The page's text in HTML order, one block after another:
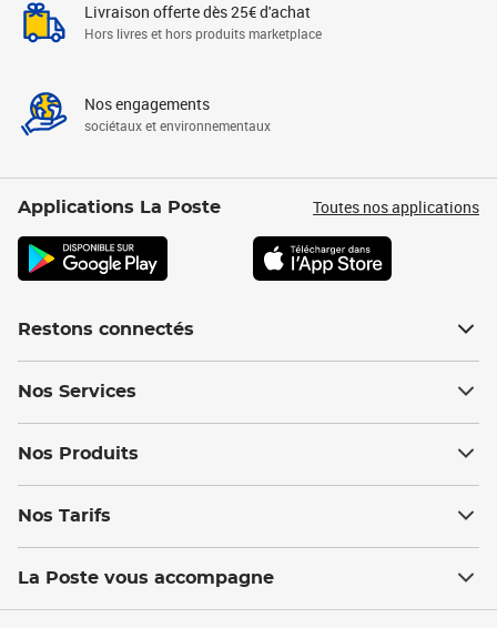
Livraison offerte dès 25€ d'achat
Hors livres et hors produits marketplace
Nos engagements
sociétaux et environnementaux
Applications La Poste Toutes nos applications
Restons connectés
Nos Services
Nos Produits
Nos Tarifs
La Poste vous accompagne